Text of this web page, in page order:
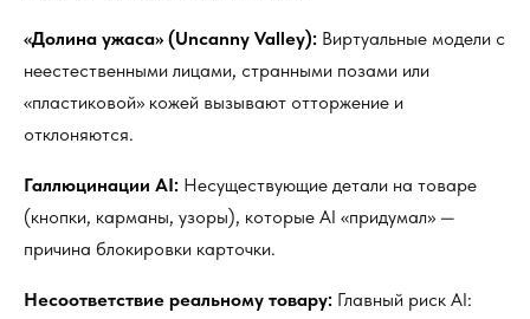
«Долина ужаса» (Uncanny Valley): Виртуальные модели с
неестественными лицами, странными позами или
«пластиковой» кожей вызывают отторжение и
отклоняются.
Галлюцинации AI: Несуществующие детали на товаре
(кнопки, карманы, узоры), которые AI «придумал» —
причина блокировки карточки.
Несоответствие реальному товару: Главный риск AI: